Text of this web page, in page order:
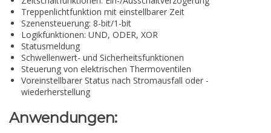
Treppenlichtfunktion mit einstellbarer Zeit
Szenensteuerung: 8-bit/1-bit
Logikfunktionen: UND, ODER, XOR
Statusmeldung
Schwellenwert- und Sicherheitsfunktionen
Steuerung von elektrischen Thermoventilen
Voreinstellbarer Status nach Stromausfall oder -
wiederherstellung
Anwendungen: